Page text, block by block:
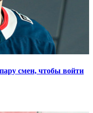
смен, чтобы войти